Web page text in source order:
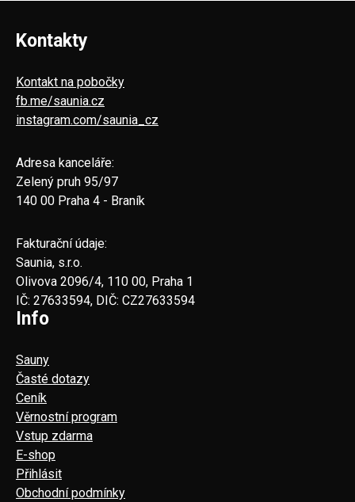
Kontakty
Kontakt na pobočky
fb.me/saunia.cz
instagram.com/saunia_cz
Adresa kanceláře:
Zelený pruh 95/97
140 00 Praha 4 - Braník
Fakturační údaje:
Saunia, s.r.o.
Olivova 2096/4, 110 00, Praha 1
IČ: 27633594, DIČ: CZ27633594
Info
Sauny
Časté dotazy
Ceník
Věrnostní program
Vstup zdarma
E-shop
Přihlásit
Obchodní podmínky